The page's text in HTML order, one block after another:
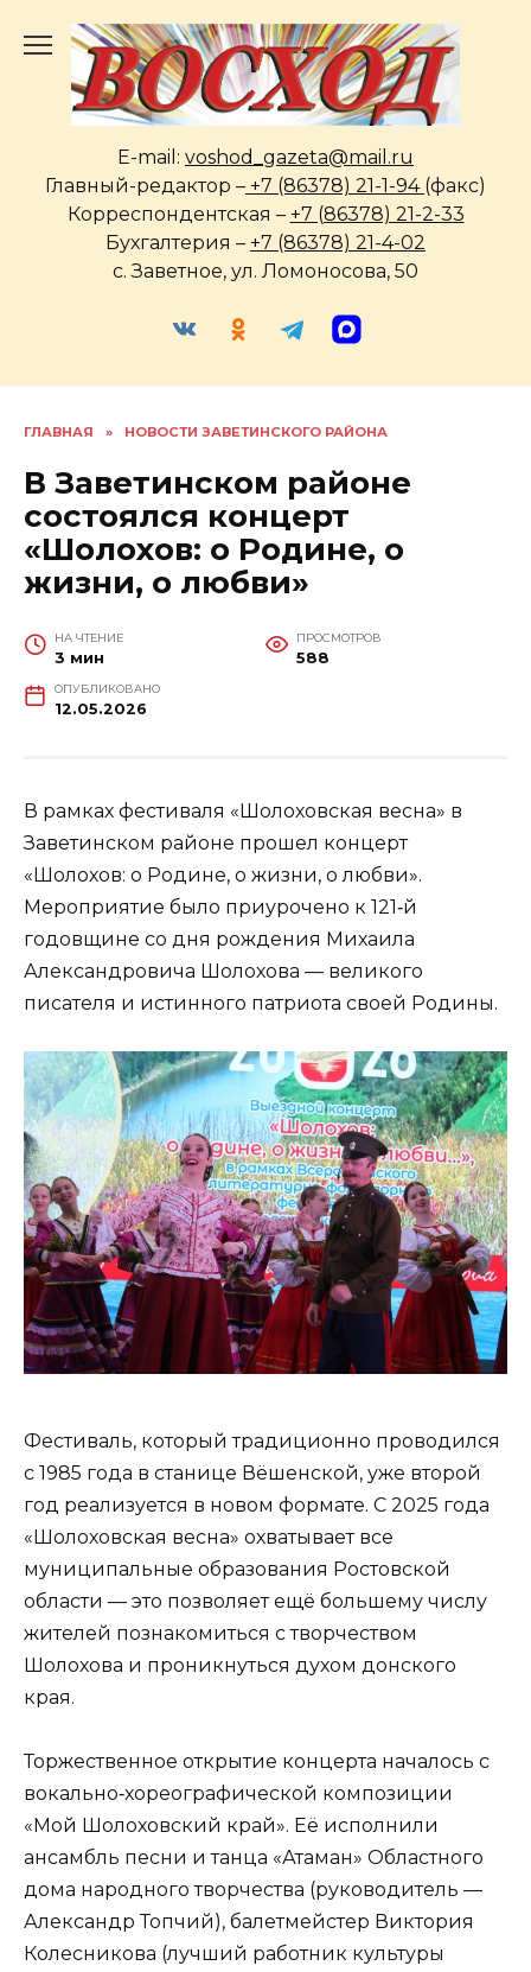
содержанию
E-mail: voshod_gazeta@mail.ru
Главный-редактор – +7 (86378) 21-1-94 (факс)
Корреспондентская – +7 (86378) 21-2-33
Бухгалтерия – +7 (86378) 21-4-02
с. Заветное, ул. Ломоносова, 50
ГЛАВНАЯ » НОВОСТИ ЗАВЕТИНСКОГО РАЙОНА
В Заветинском районе
состоялся концерт
«Шолохов: о Родине, о
жизни, о любви»
НА ЧТЕНИЕ
3 мин
ПРОСМОТРОВ
588
ОПУБЛИКОВАНО
12.05.2026
В рамках фестиваля «Шолоховская весна» в
Заветинском районе прошел концерт
«Шолохов: о Родине, о жизни, о любви».
Мероприятие было приурочено к 121‑й
годовщине со дня рождения Михаила
Александровича Шолохова — великого
писателя и истинного патриота своей Родины.
Фестиваль, который традиционно проводился
с 1985 года в станице Вёшенской, уже второй
год реализуется в новом формате. С 2025 года
«Шолоховская весна» охватывает все
муниципальные образования Ростовской
области — это позволяет ещё большему числу
жителей познакомиться с творчеством
Шолохова и проникнуться духом донского
края.
Торжественное открытие концерта началось с
вокально‑хореографической композиции
«Мой Шолоховский край». Её исполнили
ансамбль песни и танца «Атаман» Областного
дома народного творчества (руководитель —
Александр Топчий), балетмейстер Виктория
Колесникова (лучший работник культуры